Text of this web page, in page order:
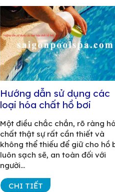
Hướng dẫn sử dụng các
loại hóa chất hồ bơi
Một điều chắc chắn, rõ ràng
chất thật sự rất cần thiết và
không thể thiếu để giữ cho hồ
luôn sạch sẽ, an toàn đối với
người...
CHI TIẾT